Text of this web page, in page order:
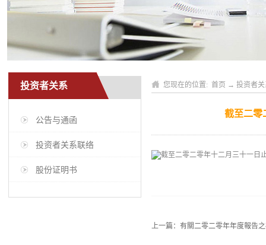
投资者关系
公告与通函
投资者关系联络
股份证明书
您现在的位置: 首页 → 投资者
截至二零
上一篇： 有關二零二零年年度報告